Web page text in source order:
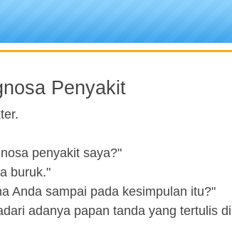
Penyakit
penyakit saya?"
buruk."
Anda sampai pada kesimpulan itu?"
adanya papan tanda yang tertulis